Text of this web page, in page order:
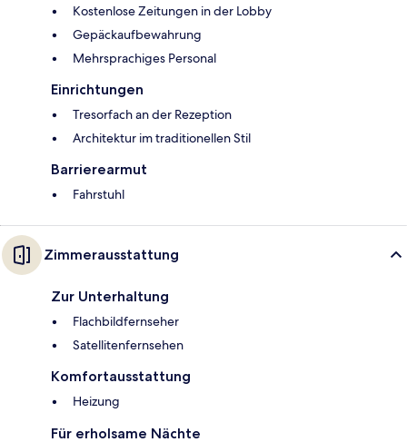
Kostenlose Zeitungen in der Lobby
Gepäckaufbewahrung
Mehrsprachiges Personal
Einrichtungen
Tresorfach an der Rezeption
Architektur im traditionellen Stil
Barrierearmut
Fahrstuhl
Zimmerausstattung
Zur Unterhaltung
Flachbildfernseher
Satellitenfernsehen
Komfortausstattung
Heizung
Für erholsame Nächte